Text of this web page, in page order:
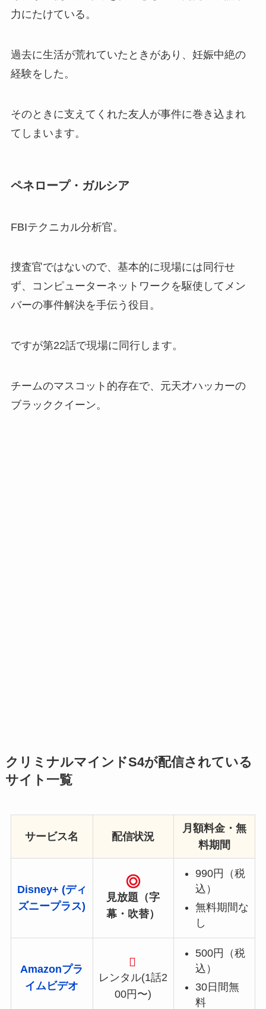
力にたけている。
過去に生活が荒れていたときがあり、妊娠中絶の
経験をした。
そのときに支えてくれた友人が事件に巻き込まれ
てしまいます。
ペネロープ・ガルシア
FBIテクニカル分析官。
捜査官ではないので、基本的に現場には同行せ
ず、コンピューターネットワークを駆使してメン
バーの事件解決を手伝う役目。
ですが第22話で現場に同行します。
チームのマスコット的存在で、元天才ハッカーの
ブラッククイーン。
クリミナルマインドS4が配信されている
サイト一覧
サービス名 配信状況
月額料金・無
料期間
Disney+ (ディ
ズニープラス)
見放題（字
幕・吹替）
990円（税
込）
無料期間な
し
Amazonプラ
イムビデオ
レンタル(1話2
00円〜)
500円（税
込）
30日間無
料